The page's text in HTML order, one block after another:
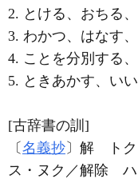
2. とける、おちる、
3. わかつ、はなす、
4. ことを分別する
5. ときあかす、いい
[古辞書の訓]
〔 名義抄 〕解 トク
ス・ヌク／解除